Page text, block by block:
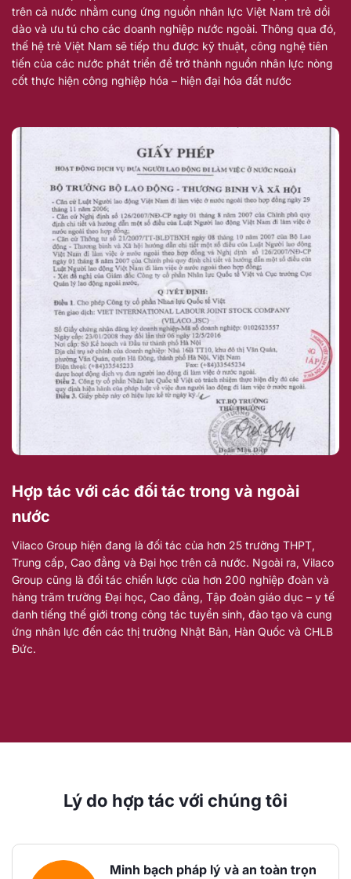
trên cả nước nhằm cung ứng nguồn nhân lực Việt Nam trẻ dồi
dào và ưu tú cho các doanh nghiệp nước ngoài. Thông qua đó,
thế hệ trẻ Việt Nam sẽ tiếp thu được kỹ thuật, công nghệ tiên
tiến của các nước phát triển để trở thành nguồn nhân lực nòng
cốt thực hiện công nghiệp hóa – hiện đại hóa đất nước
Hợp tác với các đối tác trong và ngoài
nước
Vilaco Group hiện đang là đối tác của hơn 25 trường THPT,
Trung cấp, Cao đẳng và Đại học trên cả nước. Ngoài ra, Vilaco
Group cũng là đối tác chiến lược của hơn 200 nghiệp đoàn và
hàng trăm trường Đại học, Cao đẳng, Tập đoàn giáo dục – y tế
danh tiếng thế giới trong công tác tuyển sinh, đào tạo và cung
ứng nhân lực đến các thị trường Nhật Bản, Hàn Quốc và CHLB
Đức.
Lý do hợp tác với chúng tôi
Minh bạch pháp lý và an toàn trọn